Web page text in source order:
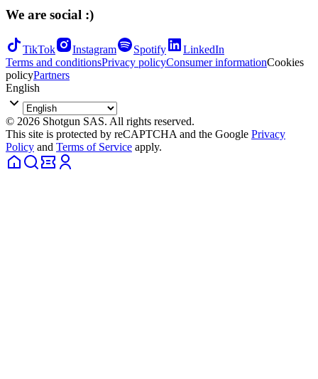
We are social :)
TikTok Instagram Spotify
LinkedIn
Terms and conditionsPrivacy policyConsumer informationCookies
policyPartners
English
© 2026 Shotgun SAS. All rights reserved.
This site is protected by reCAPTCHA and the Google Privacy
Policy and Terms of Service apply.